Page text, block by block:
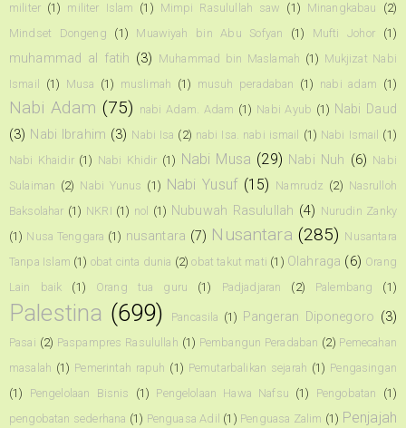
militer (1) militer Islam (1) Mimpi Rasulullah saw (1) Minangkabau
(2)
Mindset Dongeng
(1) Muawiyah bin Abu Sofyan (1) Mufti Johor (1)
muhammad al fatih (3) Muhammad bin Maslamah (1) Mukjizat Nabi
Ismail
(1) Musa (1) muslimah (1) musuh peradaban (1) nabi adam (1)
Nabi Adam (75) nabi Adam. Adam (1) Nabi Ayub (1) Nabi Daud
(3) Nabi Ibrahim (3) Nabi Isa (2) nabi Isa. nabi ismail (1) Nabi Ismail (1)
Nabi Khaidir (1) Nabi Khidir (1) Nabi Musa (29) Nabi Nuh (6) Nabi
Sulaiman (2) Nabi Yunus (1) Nabi Yusuf (15) Namrudz (2) Nasrulloh
Baksolahar (1) NKRI (1) nol (1) Nubuwah Rasulullah (4) Nurudin Zanky
(1) Nusa Tenggara (1) nusantara (7) Nusantara (285) Nusantara
Tanpa Islam (1) obat cinta dunia (2) obat takut mati (1) Olahraga (6) Orang
Lain baik
(1) Orang tua guru (1) Padjadjaran (2) Palembang (1)
Palestina (699) Pancasila (1) Pangeran Diponegoro (3)
Pasai (2) Paspampres Rasulullah (1) Pembangun Peradaban (2) Pemecahan
masalah (1) Pemerintah rapuh (1) Pemutarbalikan sejarah (1) Pengasingan
(1)
Pengelolaan Bisnis (1) Pengelolaan Hawa Nafsu (1) Pengobatan
(1)
pengobatan sederhana (1) Penguasa Adil (1) Penguasa Zalim (1) Penjajah